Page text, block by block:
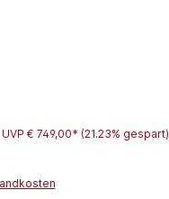
UVP € 749,00* (21.23% gespart)